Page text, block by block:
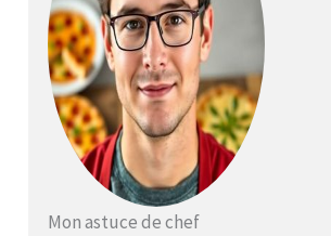
Mon astuce de chef